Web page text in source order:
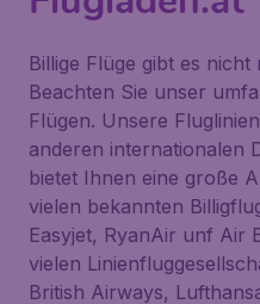
Billige Flüge gibt es
Beachten Sie unser
Flügen. Unsere
anderen internationalen
bietet Ihnen eine große
vielen bekannten
Easyjet, RyanAir unf Air
vielen
British Airways,